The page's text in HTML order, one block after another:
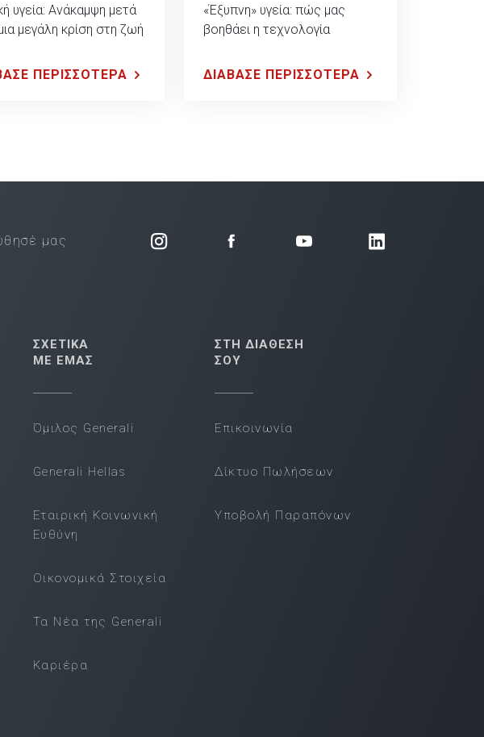
υγεία: Ανάκαμψη μετά
μεγάλη κρίση στη ζωή
ΠΕΡΙΣΣΟΤΕΡΑ
«Έξυπνη» υγεία: πώς μας
βοηθάει η τεχνολογία
ΔΙΑΒΑΣΕ ΠΕΡΙΣΣΟΤΕΡΑ
μας
ΣΧΕΤΙΚΑ
ΜΕ ΕΜΑΣ
Όμιλος Generali
Generali Hellas
Εταιρική Κοινωνική
Ευθύνη
Οικονομικά Στοιχεία
Τα Νέα της Generali
Καριέρα
ΣΤΗ ΔΙΑΘΕΣΗ
ΣΟΥ
Επικοινωνία
Δίκτυο Πωλήσεων
Υποβολή Παραπόνων